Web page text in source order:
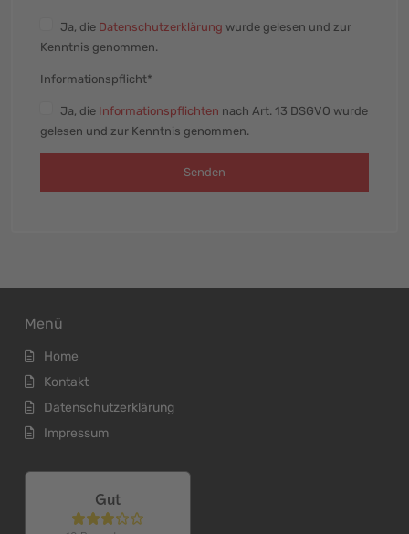
Ja, die Datenschutzerklärung wurde gelesen und zur
Kenntnis genommen.
Informationspflicht*
Ja, die Informationspflichten nach Art. 13 DSGVO wurde
gelesen und zur Kenntnis genommen.
Senden
Menü
Home
Kontakt
Datenschutzerklärung
Impressum